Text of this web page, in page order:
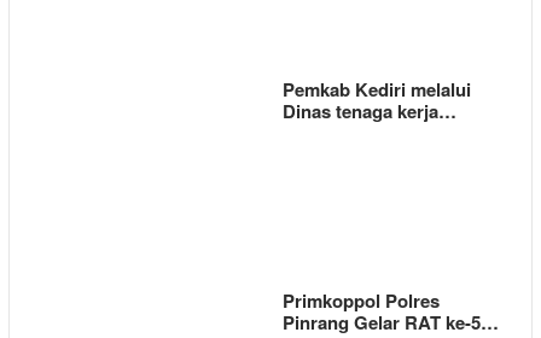
Pemkab Kediri melalui
Dinas tenaga kerja…
Primkoppol Polres
Pinrang Gelar RAT ke-5…